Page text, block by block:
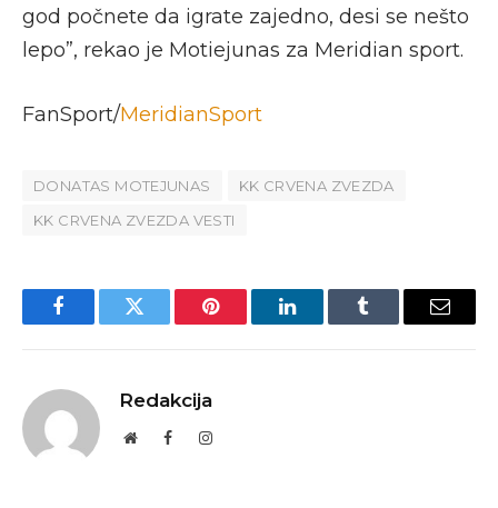
god počnete da igrate zajedno, desi se nešto
lepo”, rekao je Motiejunas za Meridian sport.
FanSport/MeridianSport
DONATAS MOTEJUNAS
KK CRVENA ZVEZDA
KK CRVENA ZVEZDA VESTI
FacebookTwitter Pinterest LinkedInTumblr Email
Redakcija
WebsiteFacebookInstagram